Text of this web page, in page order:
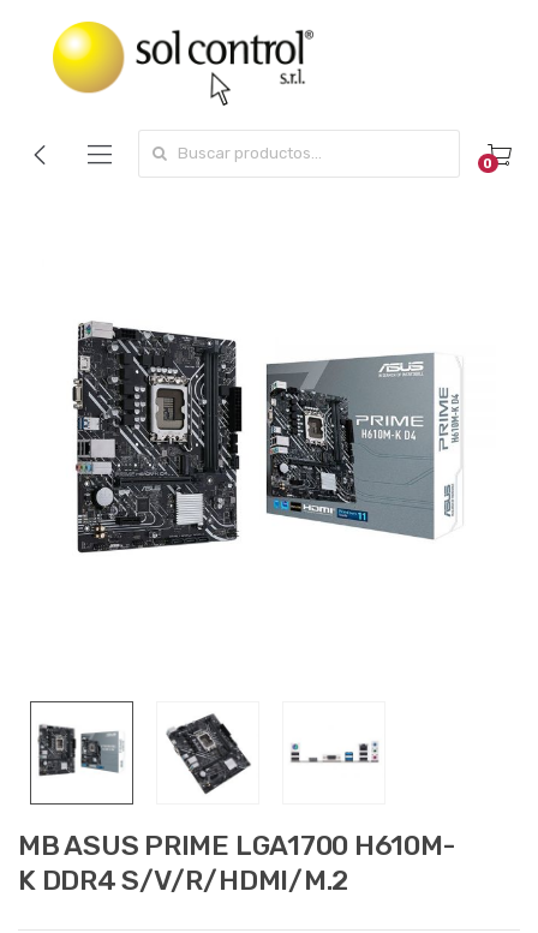
0
MB ASUS PRIME LGA1700 H610M-
K DDR4 S/V/R/HDMI/M.2